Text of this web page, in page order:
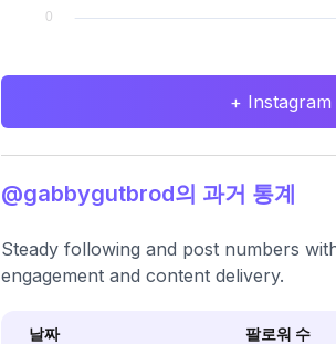
+ Instagram
@gabbygutbrod의 과거 통계
Steady following and post numbers
engagement and content delivery.
날짜 팔로워 수